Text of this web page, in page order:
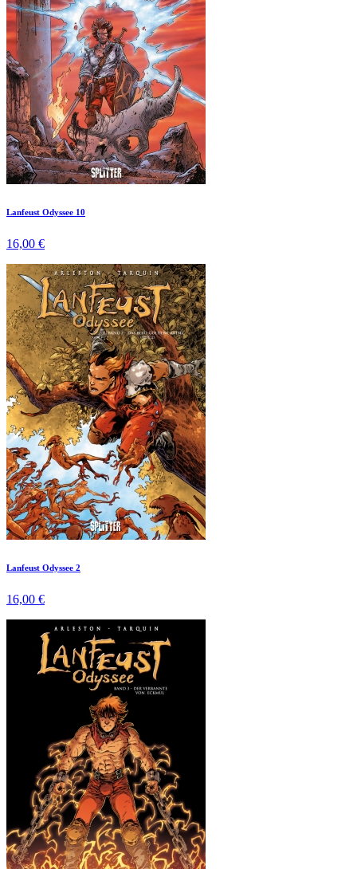
Lanfeust Odyssee 10
16,00 €
Lanfeust Odyssee 2
16,00 €